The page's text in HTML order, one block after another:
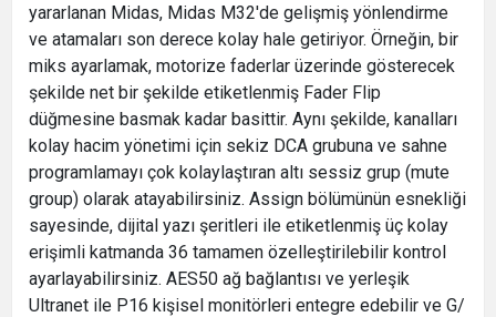
yararlanan Midas, Midas M32'de gelişmiş yönlendirme
ve atamaları son derece kolay hale getiriyor. Örneğin, bir
miks ayarlamak, motorize faderlar üzerinde gösterecek
şekilde net bir şekilde etiketlenmiş Fader Flip
düğmesine basmak kadar basittir. Aynı şekilde, kanalları
kolay hacim yönetimi için sekiz DCA grubuna ve sahne
programlamayı çok kolaylaştıran altı sessiz grup (mute
group) olarak atayabilirsiniz. Assign bölümünün esnekliği
sayesinde, dijital yazı şeritleri ile etiketlenmiş üç kolay
erişimli katmanda 36 tamamen özelleştirilebilir kontrol
ayarlayabilirsiniz. AES50 ağ bağlantısı ve yerleşik
Ultranet ile P16 kişisel monitörleri entegre edebilir ve G/